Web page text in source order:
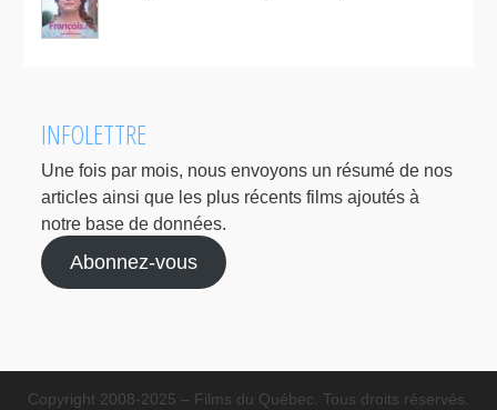
INFOLETTRE
Une fois par mois, nous envoyons un résumé de nos
articles ainsi que les plus récents films ajoutés à
notre base de données.
Abonnez-vous
Copyright 2008-2025 – Films du Québec. Tous droits réservés.